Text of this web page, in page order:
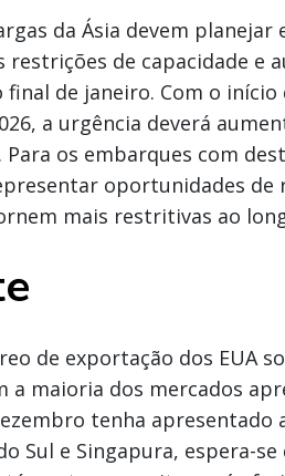
da Ásia devem planejar
de capacidade e
de janeiro. Com o início
a urgência deverá
os embarques com
oportunidades de
mais restritivas ao
de exportação dos EUA
a maioria dos mercados
tenha apresentado
Sul e Singapura, espera-se